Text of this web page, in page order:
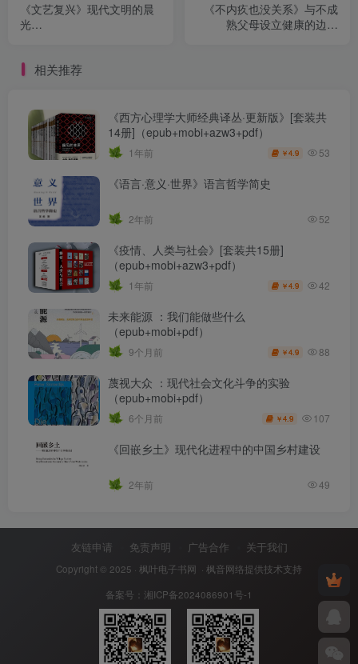
《文艺复兴》现代文明的晨
光
《不内疚也没关系》与不成
熟父母设立健康的边界
相关推荐
《西方心理学大师经典译丛·更新版》[套装共
14册]（epub+mobi+azw3+pdf）
1年前 ￥4.9 53
《语言·意义·世界》语言哲学简史
2年前 52
《疫情、人类与社会》[套装共15册]
（epub+mobi+azw3+pdf）
1年前 ￥4.9 42
未来能源 ：我们能做些什么
（epub+mobi+pdf）
9个月前 ￥4.9 88
蔑视大众 ：现代社会文化斗争的实验
（epub+mobi+pdf）
6个月前 ￥4.9 107
《回嵌乡土》现代化进程中的中国乡村建设
2年前 49
友链申请 免责声明 广告合作 关于我们
Copyright © 2025 · 枫叶电子书网 · 枫音网络提供技术支持
备案号： 湘ICP备2024086901号-1